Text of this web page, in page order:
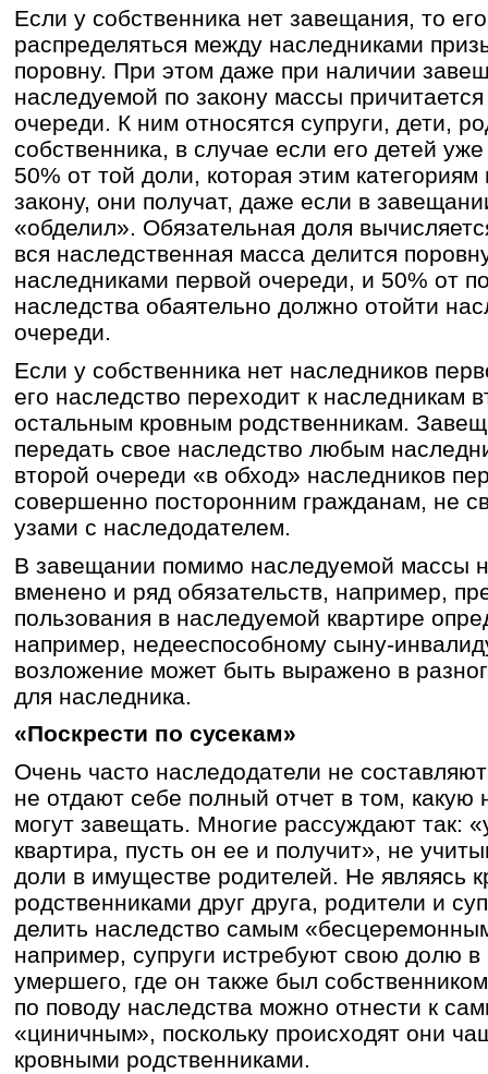
Если у собственника нет завещания, то
распределяться между наследниками
поровну. При этом даже при наличии
наследуемой по закону массы
очереди. К ним относятся супруги, дети,
собственника, в случае если его детей
50% от той доли, которая этим
закону, они получат, даже если в
«обделил». Обязательная доля
вся наследственная масса делится
наследниками первой очереди, и 50% от
наследства обаятельно должно отойти
очереди.
Если у собственника нет наследников
его наследство переходит к наследникам
остальным кровным родственникам.
передать свое наследство любым
второй очереди «в обход» наследников
совершенно посторонним гражданам, не
узами с наследодателем.
В завещании помимо наследуемой массы
вменено и ряд обязательств, например,
пользования в наследуемой квартире
например, недееспособному сыну-
возложение может быть выражено в
для наследника.
«Поскрести по сусекам»
Очень часто наследодатели не
не отдают себе полный отчет в том,
могут завещать. Многие рассуждают так:
квартира, пусть он ее и получит», не
доли в имуществе родителей. Не являясь
родственниками друг друга, родители и
делить наследство самым
например, супруги истребуют свою долю в
умершего, где он также был
по поводу наследства можно отнести к
«циничным», поскольку происходят они
кровными родственниками.